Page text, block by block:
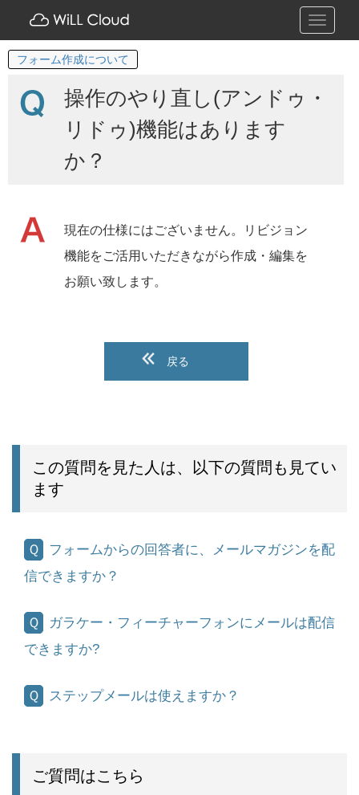
Toggle
フォーム作成について
操作のやり直し(アンドゥ・
リドゥ)機能はあります
か？
現在の仕様にはございません。リビジョン
機能をご活用いただきながら作成・編集を
お願い致します。
戻る
この質問を見た人は、以下の質問も見てい
ます
フォームからの回答者に、メールマガジンを配
信できますか？
ガラケー・フィーチャーフォンにメールは配信
できますか?
ステップメールは使えますか？
ご質問はこちら